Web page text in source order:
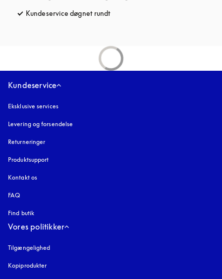
Kundeservice døgnet rundt
Kundeservice
Eksklusive services
Levering og forsendelse
Returneringer
Produktsupport
Kontakt os
FAQ
Find butik
Vores politikker
Tilgængelighed
Kopiprodukter